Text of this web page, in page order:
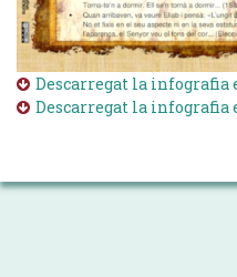
Descarregat la infografia
Descarregat la infografia